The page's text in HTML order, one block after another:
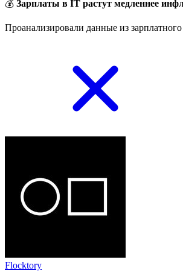
💰 Зарплаты в IT растут медленнее
Проанализировали данные из
Flocktory